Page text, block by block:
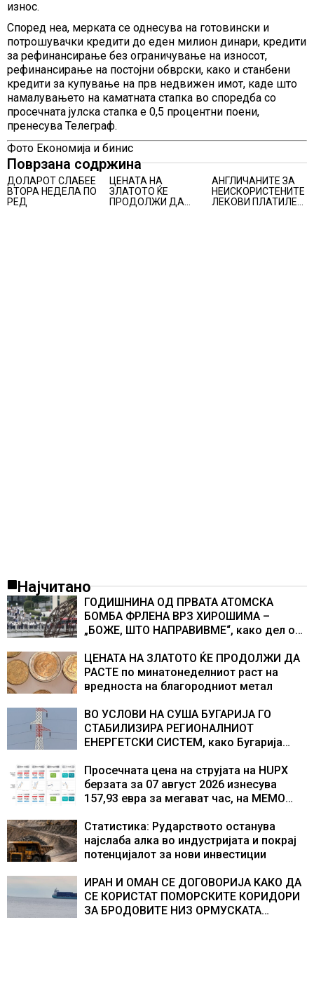
износ.
Според неа, мерката се однесува на готовински и
потрошувачки кредити до еден милион динари, кредити
за рефинансирање без ограничување на износот,
рефинансирање на постојни обврски, како и станбени
кредити за купување на прв недвижен имот, каде што
намалувањето на каматната стапка во споредба со
просечната јулска стапка е 0,5 процентни поени,
пренесува Телеграф.
Фото Економија и бинис
Поврзана содржина
ДОЛАРОТ СЛАБЕЕ
ВТОРА НЕДЕЛА ПО
РЕД
ЦЕНАТА НА
ЗЛАТОТО ЌЕ
ПРОДОЛЖИ ДА
АНГЛИЧАНИТЕ ЗА
НЕИСКОРИСТЕНИТЕ
ЛЕКОВИ ПЛАТИЛЕ
Најчитано
ГОДИШНИНА ОД ПРВАТА АТОМСКА
БОМБА ФРЛЕНА ВРЗ ХИРОШИМА –
„БОЖЕ, ШТО НАПРАВИВМЕ“, како дел од
учесниците во бомбардирањето го
доживуваа овој настан што го промени
текот на историјата
ЦЕНАТА НА ЗЛАТОТО ЌЕ ПРОДОЛЖИ ДА
РАСТЕ по минатонеделниот раст на
вредноста на благородниот метал
ВО УСЛОВИ НА СУША БУГАРИЈА ГО
СТАБИЛИЗИРА РЕГИОНАЛНИОТ
ЕНЕРГЕТСКИ СИСТЕМ, како Бугарија
складирање на енергија од батерии
Просечната цена на струјата на HUPX
берзата за 07 август 2026 изнесува
157,93 евра за мегават час, на МЕМО
Статистика: Рударството останува
најслаба алка во индустријата и покрај
потенцијалот за нови инвестиции
ИРАН И ОМАН СЕ ДОГОВОРИЈА КАКО ДА
СЕ КОРИСТАТ ПОМОРСКИТЕ КОРИДОРИ
ЗА БРОДОВИТЕ НИЗ ОРМУСКАТА